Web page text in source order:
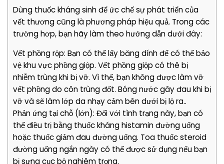
Dùng thuốc kháng sinh để ức chế sự phát triển của
vết thương cũng là phương pháp hiệu quả. Trong các
trường hơp, bạn hãy làm theo hướng dẫn dưới đây:
Vết phồng rộp: Bạn có thể lấy băng dính để có thể bảo
vệ khu vực phồng giộp. Vết phồng giộp có thê bị
nhiễm trùng khi bị vỡ. Vì thế, bạn không được làm vỡ
vết phồng do côn trùng đốt. Bóng nước gây đau khi bị
vỡ và sẽ làm lớp da nhạy cảm bên dưới bị lộ ra..
Phản ứng tại chỗ (lớn): Đối với tình trạng này, bạn có
thể điều trị bằng thuốc kháng histamin đường uống
hoặc thuốc giảm đau đường uống. Toa thuốc steroid
đường uống ngắn ngày có thể được sử dụng nếu bạn
bị sưng cục bộ nghiêm trọng.